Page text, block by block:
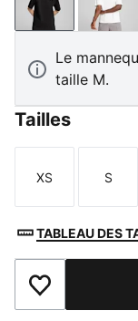
PUMA Black
Le
taille M.
Tailles
Taille
XS
Taille
S
TABLEAU DES
Ajouter aux